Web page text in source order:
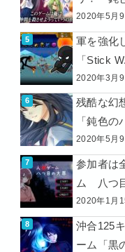
2020年5月9
軍を強化
「Stick
2020年3月9
残酷な幻
「鈍色の
2020年5月9
参加者は
ム 八つ
2020年1月
沖合125
ーム「黒